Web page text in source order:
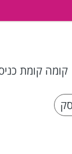
קומה קומת